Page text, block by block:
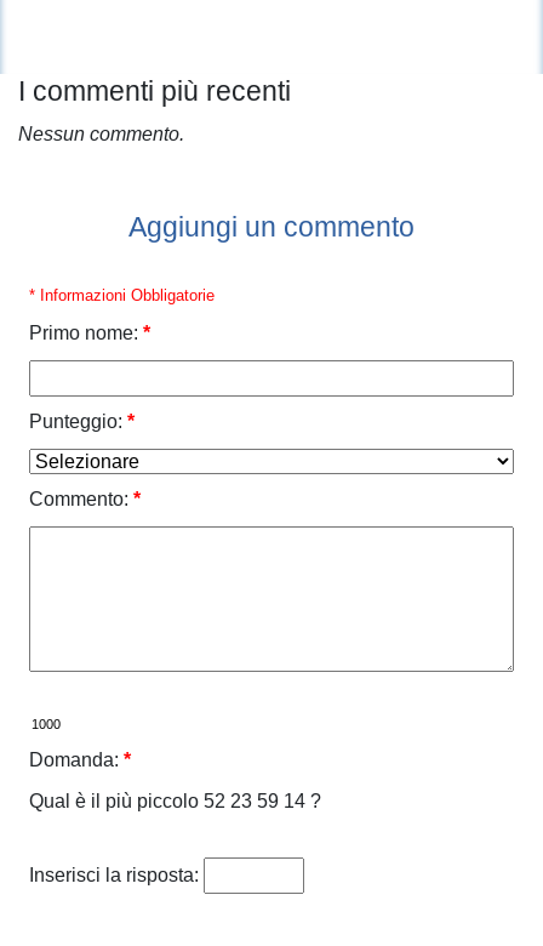
I commenti più recenti
Nessun commento.
Aggiungi un commento
* Informazioni Obbligatorie
Primo nome: *
Punteggio: *
Commento: *
Domanda: *
Qual è il più piccolo 52 23 59 14 ?
Inserisci la risposta: